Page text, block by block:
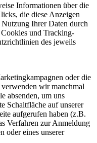
Informationen über die
die diese Anzeigen
Ihrer Daten durch
und Tracking-
des jeweils
oder die
wir manchmal
absenden, um uns
Schaltfläche auf unserer
aufgerufen haben (z.B.
Verfahren zur Anmeldung
oder eines unserer